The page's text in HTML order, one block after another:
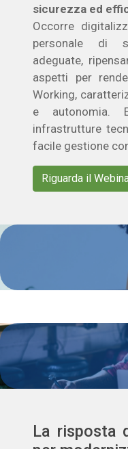
sicurezza ed
Occorre
personale di
adeguate,
aspetti per
Working,
e autonomia.
infrastrutture
facile gestione
Riguarda il
La risposta